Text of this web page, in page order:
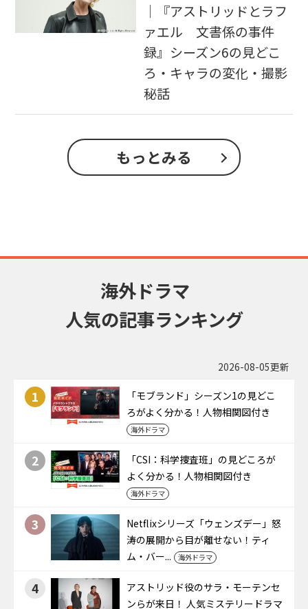
｜『アストリッドとラフ
ァエル 文書係の事件
録』シーズン6の見どこ
ろ・キャラの変化・撮影
秘話
もっとみる
海外ドラマ
人気の記事ランキング
2026-08-05更新
1
「モブランド」シーズン1の見どこ
ろがよく分かる！人物相関図付き
海外ドラマ
2
「CSI：科学捜査班」の見どころが
よく分かる！人物相関図付き
海外ドラマ
3
Netflixシリーズ「ウェンズデー」怒
涛の展開から目が離せない！ティ
ム・バー...
海外ドラマ
4
アストリッド役のサラ・モーテンセ
ンらが来日！ 人気ミステリードラマ